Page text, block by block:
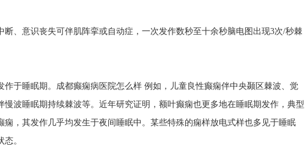
断、意识丧失可伴肌阵挛或自动症，一次发作数秒至十余秒脑电图出现3次/秒棘
于睡眠期。 成都癫痫病医院怎么样 例如，儿童良性癫痫伴中央颞区棘波、觉
慢波睡眠期持续棘波等。近年研究证明，额叶癫痫也更多地在睡眠期发作，典型
痫，其发作几乎均发生于夜间睡眠中。某些特殊的痫样放电式样也多见于睡眠
。